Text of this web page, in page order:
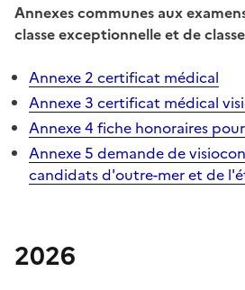
Annexes communes aux
classe exceptionnelle et de
Annexe 2 certificat médical
Annexe 3 certificat médical
Annexe 4 fiche honoraires
Annexe 5 demande de
candidats d'outre-mer et de
2026